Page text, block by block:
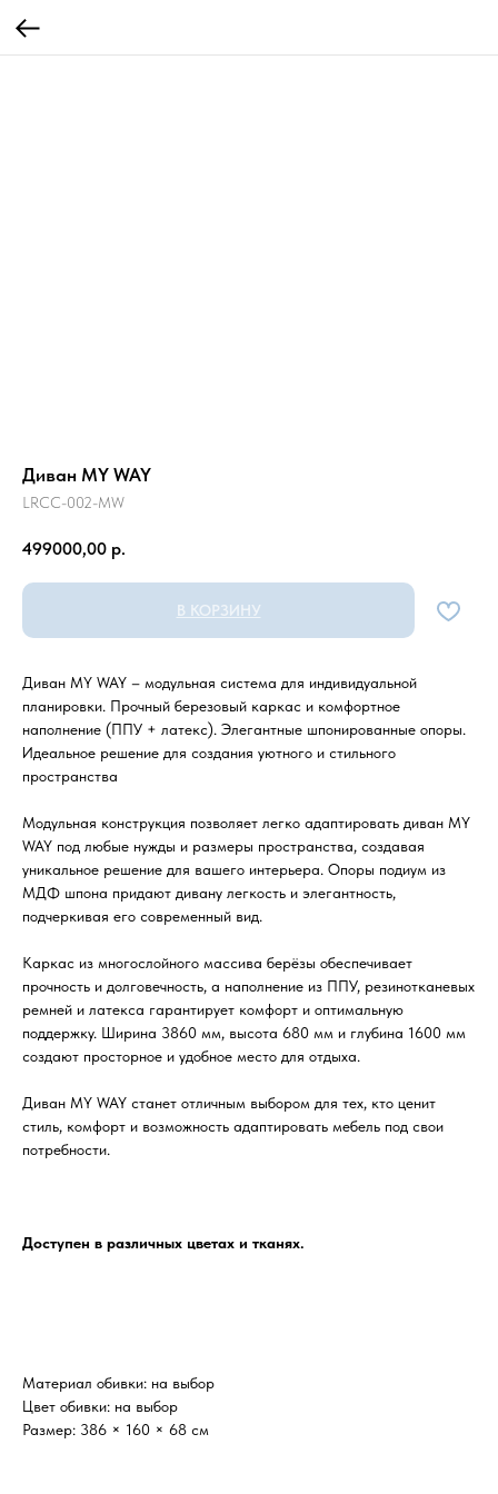
Диван MY WAY
LRCC-002-MW
499000,00 р.
В КОРЗИНУ
Диван MY WAY – модульная система для индивидуальной
планировки. Прочный березовый каркас и комфортное
наполнение (ППУ + латекс). Элегантные шпонированные опоры.
Идеальное решение для создания уютного и стильного
пространства
Модульная конструкция позволяет легко адаптировать диван MY
WAY под любые нужды и размеры пространства, создавая
уникальное решение для вашего интерьера. Опоры подиум из
МДФ шпона придают дивану легкость и элегантность,
подчеркивая его современный вид.
Каркас из многослойного массива берёзы обеспечивает
прочность и долговечность, а наполнение из ППУ, резинотканевых
ремней и латекса гарантирует комфорт и оптимальную
поддержку. Ширина 3860 мм, высота 680 мм и глубина 1600 мм
создают просторное и удобное место для отдыха.
Диван MY WAY станет отличным выбором для тех, кто ценит
стиль, комфорт и возможность адаптировать мебель под свои
потребности.
Доступен в различных цветах и тканях.
Материал обивки: на выбор
Цвет обивки: на выбор
Размер: 386 × 160 × 68 см